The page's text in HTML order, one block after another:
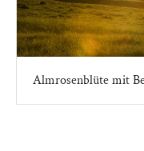
Almrosenblüte mit